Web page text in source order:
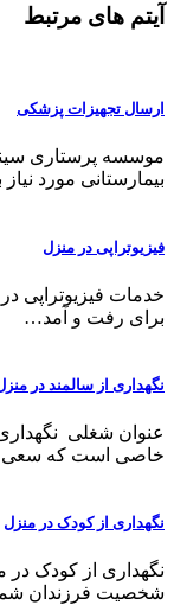
آیتم های مرتبط
ارسال تجهیزات پزشکی
موسسه پرستاری
بیمارستانی مورد
فیزیوتراپی در منزل
خدمات فیزیوتراپی
برای رفت و آمد…
نگهداری از سالمند در
عنوان شغلی
خاصی است که سعی
نگهداری از کودک در منزل
نگهداری از کودک در
شخصیت فرزندان